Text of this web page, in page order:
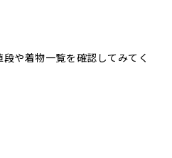
や着物一覧を確認してみてく